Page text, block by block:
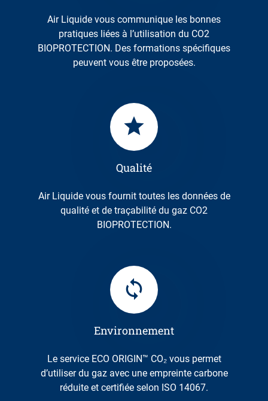
Air Liquide vous communique les bonnes
pratiques liées à l’utilisation du CO2
BIOPROTECTION. Des formations spécifiques
peuvent vous être proposées.
Qualité
Air Liquide vous fournit toutes les données de
qualité et de traçabilité du gaz CO2
BIOPROTECTION.
Environnement
Le service ECO ORIGIN™ CO₂ vous permet
d’utiliser du gaz avec une empreinte carbone
réduite et certifiée selon ISO 14067.